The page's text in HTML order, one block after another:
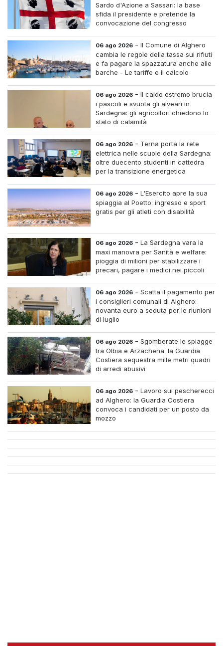
Sardo d'Azione a Sassari: la base
sfida il presidente e pretende la
convocazione del congresso
06 ago 2026 -Il Comune di Alghero
cambia le regole della tassa sui rifiuti
e fa pagare la spazzatura anche alle
barche - Le tariffe e il calcolo
06 ago 2026 -Il caldo estremo brucia
i pascoli e svuota gli alveari in
Sardegna: gli agricoltori chiedono lo
stato di calamità
06 ago 2026 - Terna porta la rete
elettrica nelle scuole della Sardegna:
oltre duecento studenti in cattedra
per la transizione energetica
06 ago 2026 -L'Esercito apre la sua
spiaggia al Poetto: ingresso e sport
gratis per gli atleti con disabilità
06 ago 2026 -La Sardegna vara la
maxi manovra per Sanità e welfare:
pioggia di milioni per stabilizzare i
precari, pagare i medici nei piccoli
06 ago 2026 -Scatta il pagamento per
i consiglieri comunali di Alghero:
novanta euro a seduta per le riunioni
di luglio
06 ago 2026 -Sgomberate le spiagge
tra Olbia e Arzachena: la Guardia
Costiera sequestra mille metri quadri
di arredi abusivi
06 ago 2026 -Lavoro sui pescherecci
ad Alghero: la Guardia Costiera
convoca i candidati per un posto da
mozzo